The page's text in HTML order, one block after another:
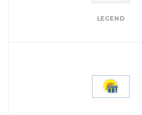
LEGEND